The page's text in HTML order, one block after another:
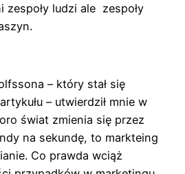
zespoły ludzi ale zespoły
– który stał się
– utwierdził mnie w
świat zmienia się przez
na sekundę, to markteing
Co prawda wciąż